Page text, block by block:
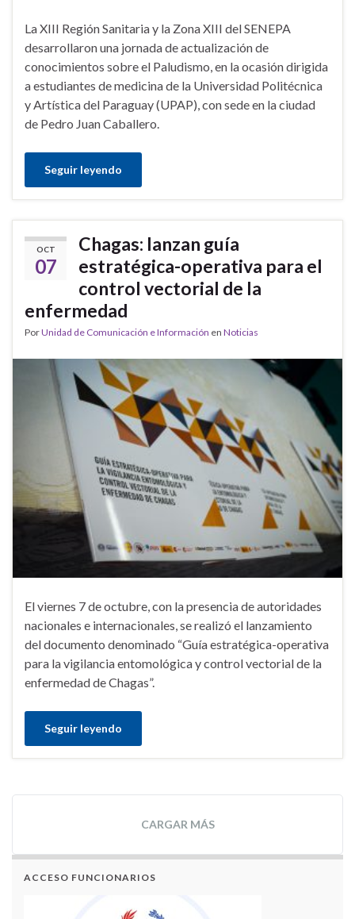
La XIII Región Sanitaria y la Zona XIII del SENEPA
desarrollaron una jornada de actualización de
conocimientos sobre el Paludismo, en la ocasión dirigida
a estudiantes de medicina de la Universidad Politécnica
y Artística del Paraguay (UPAP), con sede en la ciudad
de Pedro Juan Caballero.
Seguir leyendo
OCT
07
Chagas: lanzan guía
estratégica-operativa para el
control vectorial de la
enfermedad
PorUnidad de Comunicación e Información en Noticias
El viernes 7 de octubre, con la presencia de autoridades
nacionales e internacionales, se realizó el lanzamiento
del documento denominado “Guía estratégica-operativa
para la vigilancia entomológica y control vectorial de la
enfermedad de Chagas”.
Seguir leyendo
CARGAR MÁS
ACCESO FUNCIONARIOS